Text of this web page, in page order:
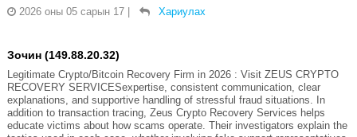
2026 оны 05 сарын 17
Хариулах
Зочин (149.88.20.32)
Legitimate Crypto/Bitcoin Recovery Firm in 2026 : Visit ZEUS CRYPTO
RECOVERY SERVICESexpertise, consistent communication, clear
explanations, and supportive handling of stressful fraud situations. In
addition to transaction tracing, Zeus Crypto Recovery Services helps
educate victims about how scams operate. Their investigators explain the